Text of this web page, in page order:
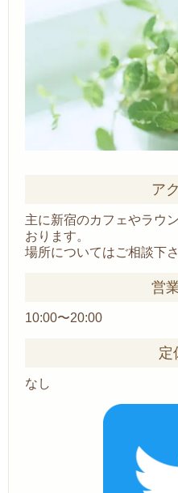
ア
主に新宿のカフェやラウ
おります。
場所についてはご相談下さ
営
10:00〜20:00
定
なし